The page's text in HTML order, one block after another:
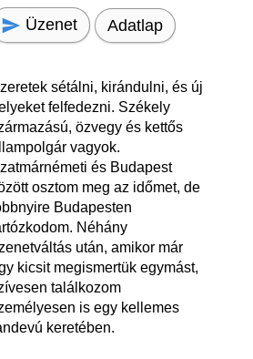
Üzenet Adatlap
sétálni, kirándulni, és új
felfedezni. Székely
özvegy és kettős
vagyok.
és Budapest
osztom meg az időmet, de
Budapesten
Néhány
után, amikor már
kicsit megismertük egymást,
találkozom
is egy kellemes
keretében.